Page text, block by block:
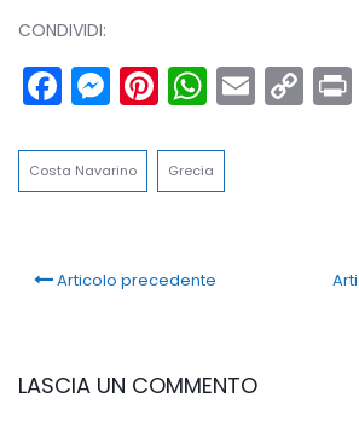
CONDIVIDI:
Facebook
Messenger
Pinterest
Email
Costa Navarino Grecia
Articolo precedente
LASCIA UN COMMENTO